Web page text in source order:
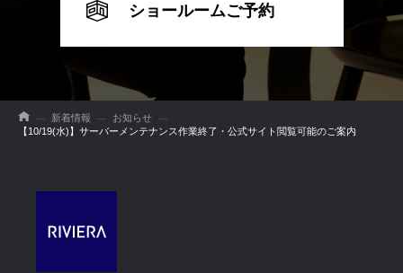
ショールームご予約
新着情報
お知らせ
【10/19(水)】サーバーメンテナンス作業終了・公式サイト閲覧可能のご案内